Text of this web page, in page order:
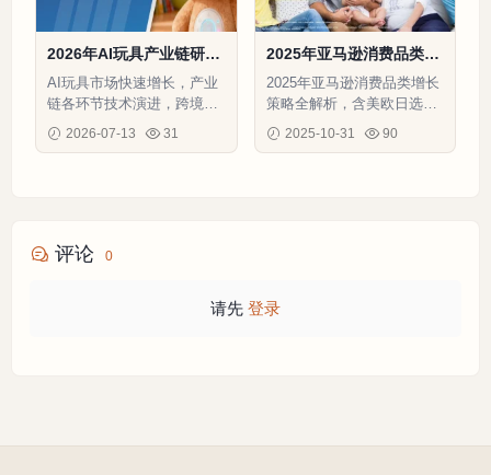
2026年AI玩具产业链研究
报告-29页
AI玩具市场快速增长，产业
链各环节技术演进，跨境电
商卖家可借鉴IP授权与订阅
模式提升竞争力
2026-07-13 31
2025年亚马逊消费品类攻
略手册-73页
2025年亚马逊消费品类增长
策略全解析，含美欧日选品
数据、合规工具及物流促销
实战案例
2025-10-31 90
评论 0
请先 登录